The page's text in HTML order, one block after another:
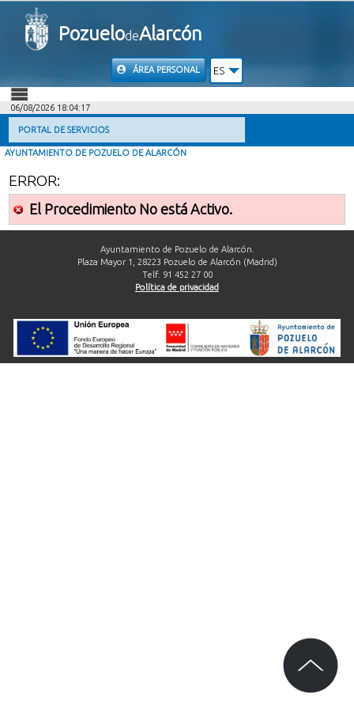
PozuelodeAlarcón
ÁREA PERSONAL ES
INICIO
MI CARPETA
INFORMACIÓN MUNICIPAL
AYUDA
06/08/2026 18:04:17
PORTAL DE SERVICIOS
AYUNTAMIENTO DE POZUELO DE ALARCÓN
ERROR:
El Procedimiento No está Activo.
Ayuntamiento de Pozuelo de Alarcón.
Plaza Mayor 1, 28223 Pozuelo de Alarcón (Madrid)
Telf. 91 452 27 00
Política de privacidad